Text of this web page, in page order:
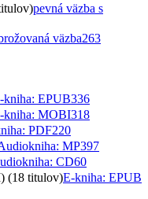
pevná väzba s
väzba263
kniha: EPUB336
kniha: MOBI318
PDF220
MP397
CD60
(18 titulov)E-kniha: EPUB